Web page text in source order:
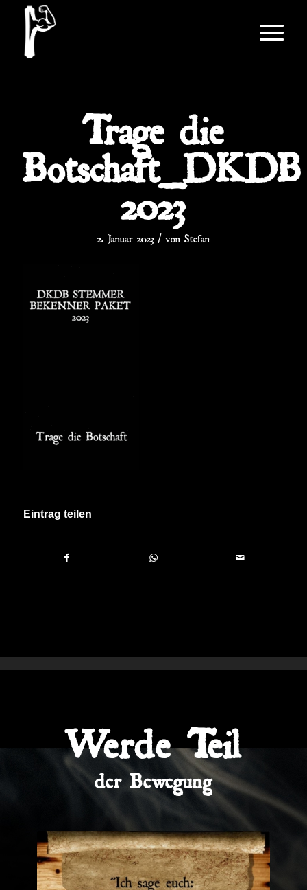
Trage die
Botschaft_DKDB
2023
2. Januar 2023 / Stefan
Eintrag teilen
Werde Teil
der Bewegung